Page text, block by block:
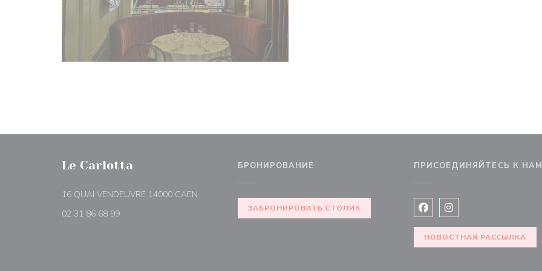
Le Carlotta
16 QUAI VENDEUVRE 14000 CAEN
02 31 86 68 99
БРОНИРОВАНИЕ
ЗАБРОНИРОВАТЬ СТОЛИК
ПРИСОЕДИНЯЙТЕСЬ К НАМ
Facebook ((открывается в
Instagram
НОВОСТНАЯ РАССЫЛКА